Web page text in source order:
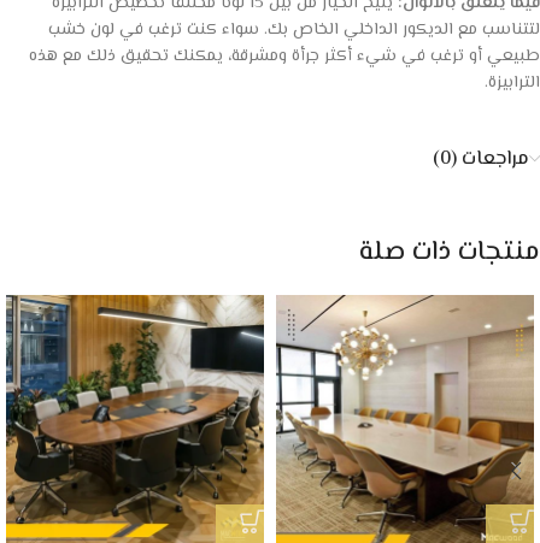
لتتناسب مع الديكور الداخلي الخاص بك. سواء كنت ترغب في لون خشب
طبيعي أو ترغب في شيء أكثر جرأة ومشرقة، يمكنك تحقيق ذلك مع هذه
الترابيزة.
مراجعات (0)
منتجات ذات صلة